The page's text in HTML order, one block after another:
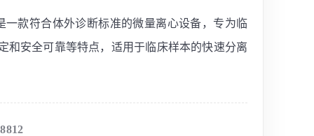
一款符合体外诊断标准的微量离心设备，专为临
和安全可靠等特点，适用于临床样本的快速分离